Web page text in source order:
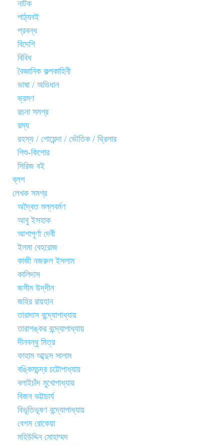
নাটক
পাঠ্যবই
প্রবন্ধ
বিদেশি
বিবিধ
বৈজ্ঞানিক কল্পকাহিনী
ভাষা / অভিধান
ভ্রমণ
রচনা সমগ্র
রম্য
রহস্য / গোয়েন্দা / ভৌতিক / থ্রিলার
শিশু-কিশোর
সিরিজ বই
ব্লগ
লেখক সমগ্র
অদ্বৈত মল্লবর্মণ
আবু ইসহাক
আশাপূর্ণা দেবী
ইলমা বেহরোজ
কাজী নজরুল ইসলাম
কালিদাস
জসীম উদ্‌দীন
জহির রায়হান
তারাদাস বন্দ্যোপাধ্যায়
তারাশঙ্কর বন্দ্যোপাধ্যায়
দীনবন্ধু মিত্র
ফাহাম আব্দুস সালাম
বঙ্কিমচন্দ্র চট্টোপাধ্যায়
বলাইচাঁদ মুখোপাধ্যায়
বিজন ভট্টাচার্য
বিভূতিভূষণ বন্দ্যোপাধ্যায়
বেগম রোকেয়া
মহিউদ্দিন মোহাম্মদ